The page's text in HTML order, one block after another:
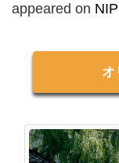
appeared on
オ